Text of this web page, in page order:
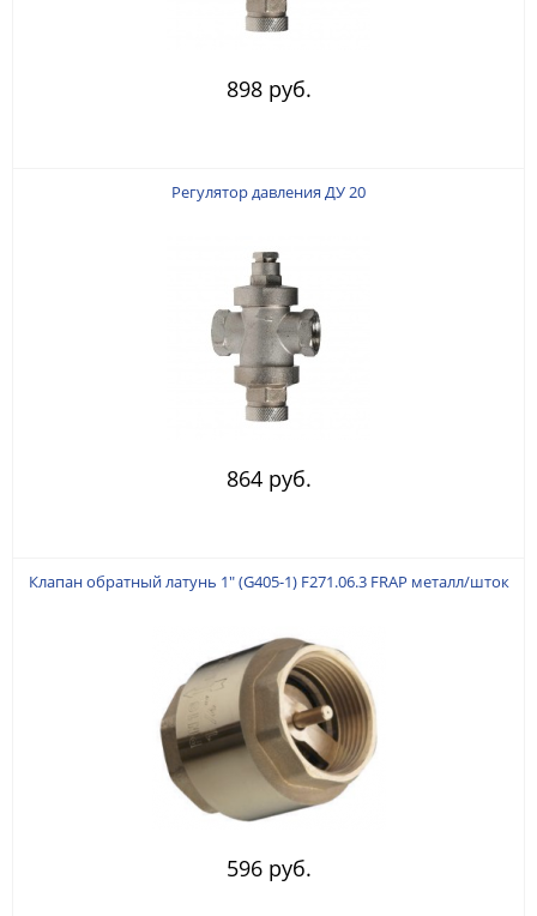
898 руб.
Регулятор давления ДУ 20
864 руб.
Клапан обратный латунь 1" (G405-1) F271.06.3 FRAP металл/шток
596 руб.